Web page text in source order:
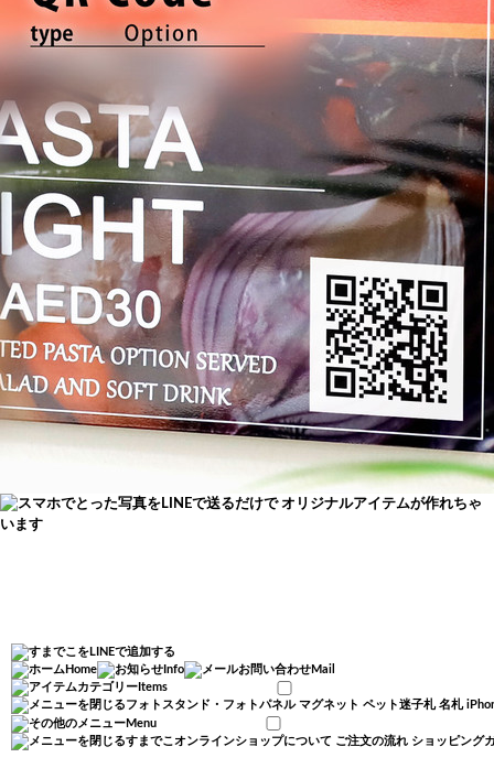
Home Info
Mail
Items
フォトスタンド・フォトパネルマグネット ペット迷子札名札
Menu
すまでこオンラインショップについて ご注文の流れ ショッピング